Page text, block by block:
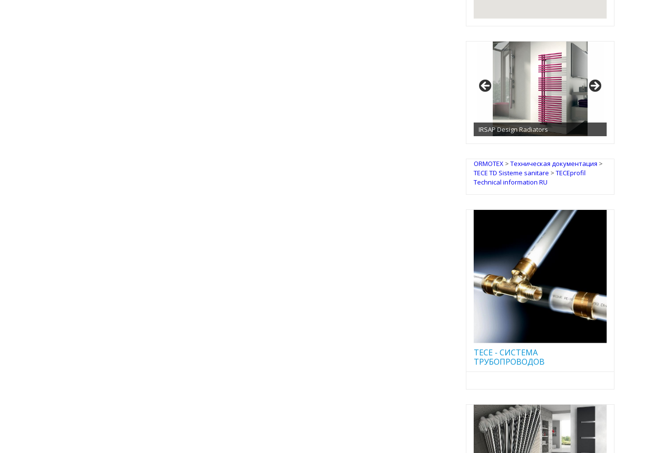
IRSAP Design Radiators
ORMOTEX> Техническая документация >
TECE TD Sisteme sanitare > TECEprofil
Technical information RU
TECE - CИСТЕМА
ТРУБОПРОВОДОВ